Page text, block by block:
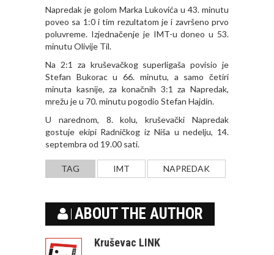
Napredak je golom Marka Lukovića u 43. minutu
poveo sa 1:0 i tim rezultatom je i završeno prvo
poluvreme. Izjednačenje je IMT-u doneo u 53.
minutu Olivije Til.
Na 2:1 za kruševačkog superligaša povisio je
Stefan Bukorac u 66. minutu, a samo četiri
minuta kasnije, za konačnih 3:1 za Napredak,
mrežu je u 70. minutu pogodio Stefan Hajdin.
U narednom, 8. kolu, kruševački Napredak
gostuje ekipi Radničkog iz Niša u nedelju, 14.
septembra od 19.00 sati.
TAG IMT NAPREDAK
ABOUT THE AUTHOR
Kruševac LINK